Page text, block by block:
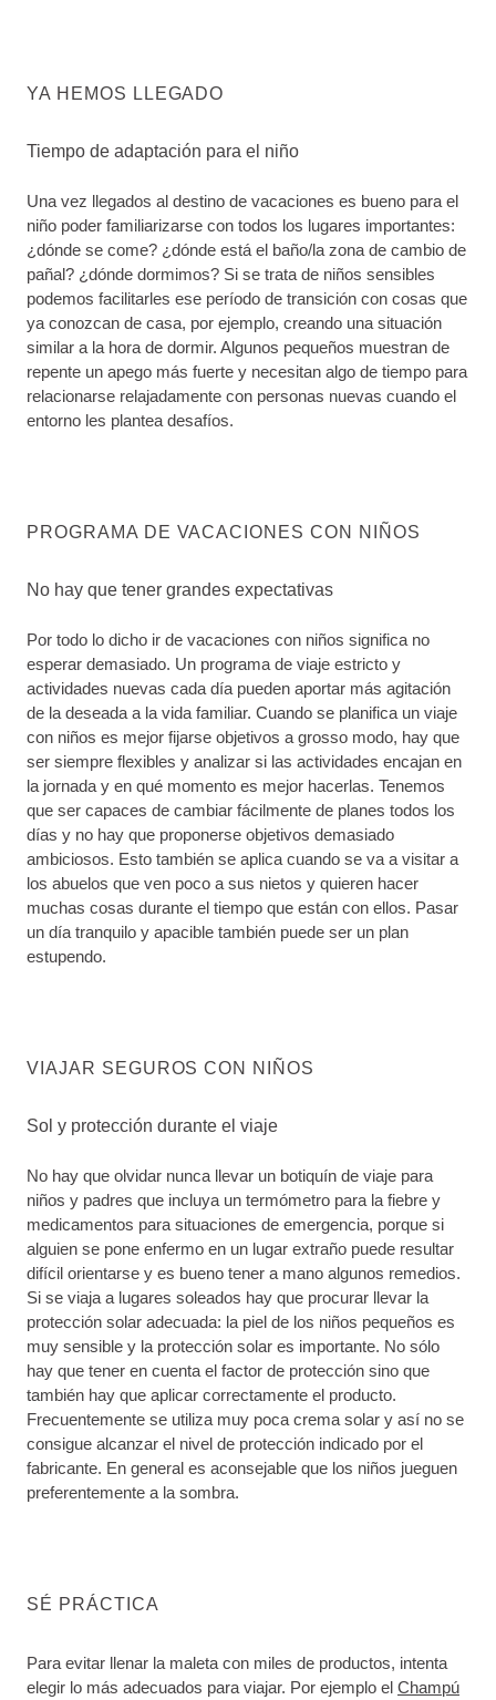
YA HEMOS LLEGADO
Tiempo de adaptación para el niño
Una vez llegados al destino de vacaciones es bueno para el
niño poder familiarizarse con todos los lugares importantes:
¿dónde se come? ¿dónde está el baño/la zona de cambio de
pañal? ¿dónde dormimos? Si se trata de niños sensibles
podemos facilitarles ese período de transición con cosas que
ya conozcan de casa, por ejemplo, creando una situación
similar a la hora de dormir. Algunos pequeños muestran de
repente un apego más fuerte y necesitan algo de tiempo para
relacionarse relajadamente con personas nuevas cuando el
entorno les plantea desafíos.
PROGRAMA DE VACACIONES CON NIÑOS
No hay que tener grandes expectativas
Por todo lo dicho ir de vacaciones con niños significa no
esperar demasiado. Un programa de viaje estricto y
actividades nuevas cada día pueden aportar más agitación
de la deseada a la vida familiar. Cuando se planifica un viaje
con niños es mejor fijarse objetivos a grosso modo, hay que
ser siempre flexibles y analizar si las actividades encajan en
la jornada y en qué momento es mejor hacerlas. Tenemos
que ser capaces de cambiar fácilmente de planes todos los
días y no hay que proponerse objetivos demasiado
ambiciosos. Esto también se aplica cuando se va a visitar a
los abuelos que ven poco a sus nietos y quieren hacer
muchas cosas durante el tiempo que están con ellos. Pasar
un día tranquilo y apacible también puede ser un plan
estupendo.
VIAJAR SEGUROS CON NIÑOS
Sol y protección durante el viaje
No hay que olvidar nunca llevar un botiquín de viaje para
niños y padres que incluya un termómetro para la fiebre y
medicamentos para situaciones de emergencia, porque si
alguien se pone enfermo en un lugar extraño puede resultar
difícil orientarse y es bueno tener a mano algunos remedios.
Si se viaja a lugares soleados hay que procurar llevar la
protección solar adecuada: la piel de los niños pequeños es
muy sensible y la protección solar es importante. No sólo
hay que tener en cuenta el factor de protección sino que
también hay que aplicar correctamente el producto.
Frecuentemente se utiliza muy poca crema solar y así no se
consigue alcanzar el nivel de protección indicado por el
fabricante. En general es aconsejable que los niños jueguen
preferentemente a la sombra.
SÉ PRÁCTICA
Para evitar llenar la maleta con miles de productos, intenta
elegir lo más adecuados para viajar. Por ejemplo el Champú